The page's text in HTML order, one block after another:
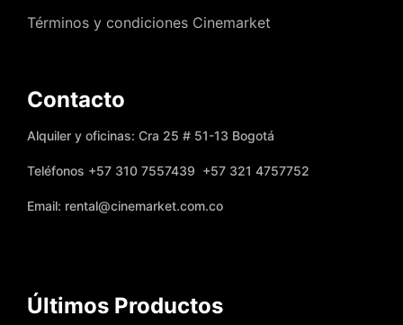
Términos y condiciones Cinemarket
Contacto
Alquiler y oficinas: Cra 25 # 51-13 Bogotá
Teléfonos +57 310 7557439 +57 321 4757752
Email: rental@cinemarket.com.co
Últimos Productos